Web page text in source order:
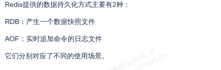
Redis提供的数据持久化方式主要有2种：
RDB：产生一个数据快照文件
AOF：实时追加命令的日志文件
它们分别对应了不同的使用场景。